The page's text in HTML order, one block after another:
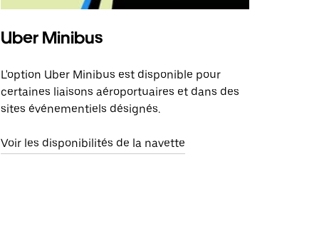
Uber Minibus
L'option Uber Minibus est disponible pour
certaines liaisons aéroportuaires et dans des
sites événementiels désignés.
Voir les disponibilités de la navette